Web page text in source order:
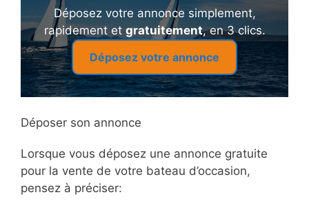
Déposez votre annonce simplement,
rapidement et gratuitement, en 3 clics.
Déposez votre annonce
Déposer son annonce
Lorsque vous déposez une annonce gratuite
pour la vente de votre bateau d’occasion,
pensez à préciser: